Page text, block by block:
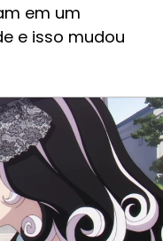
em um
e isso mudou